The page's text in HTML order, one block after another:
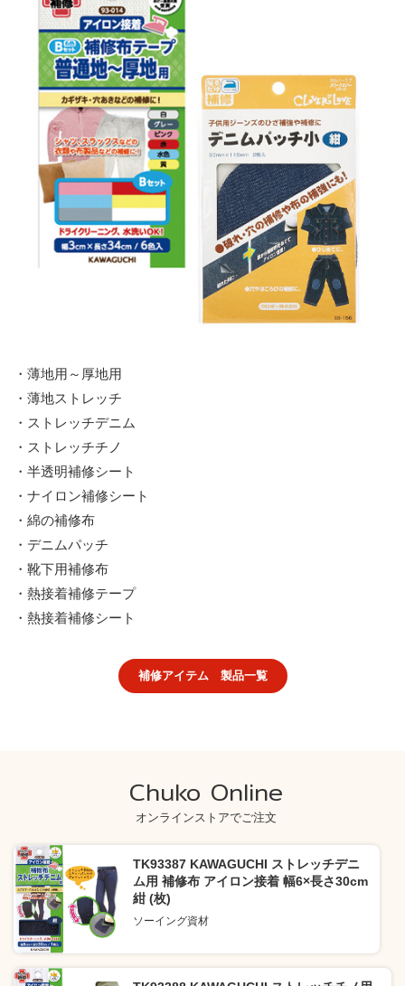
・薄地用～厚地用
・薄地ストレッチ
・ストレッチデニム
・ストレッチチノ
・半透明補修シート
・ナイロン補修シート
・綿の補修布
・デニムパッチ
・靴下用補修布
・熱接着補修テープ
・熱接着補修シート
補修アイテム 製品一覧
Chuko Online
オンラインストアでご注文
TK93387 KAWAGUCHI ストレッチデニ
ム用 補修布 アイロン接着 幅6×長さ30cm
紺 (枚)
ソーイング資材